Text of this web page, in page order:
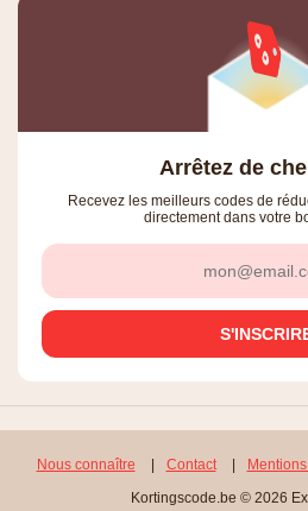
Arrêtez de
Recevez les meilleurs codes de
directement dans votre
Nous connaître | Contact |
Kortingscode.be © 2026